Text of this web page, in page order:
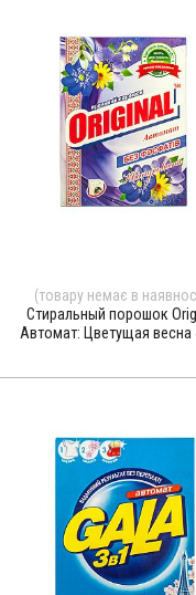
(товару немає в
Стиральный порошок
Автомат: Цветущая весна